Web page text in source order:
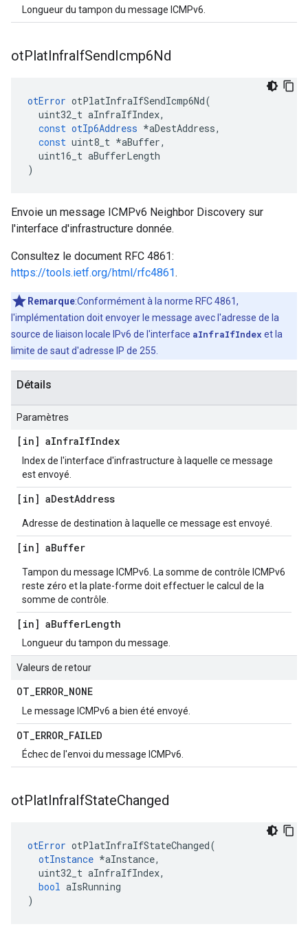
Longueur du tampon du message ICMPv6.
otPlatInfraIfSendIcmp6Nd
otError otPlatInfraIfSendIcmp6Nd(
uint32_t aInfraIfIndex,
const otIp6Address *aDestAddress,
const uint8_t *aBuffer,
uint16_t aBufferLength
)
Envoie un message ICMPv6 Neighbor Discovery sur
l'interface d'infrastructure donnée.
Consultez le document RFC 4861:
https://tools.ietf.org/html/rfc4861.
Remarque:Conformément à la norme RFC 4861,
l'implémentation doit envoyer le message avec l'adresse de la
source de liaison locale IPv6 de l'interface aInfraIfIndex et la
limite de saut d'adresse IP de 255.
Détails
Paramètres
[in] aInfraIfIndex
Index de l'interface d'infrastructure à laquelle ce message
est envoyé.
[in] aDestAddress
Adresse de destination à laquelle ce message est envoyé.
[in] aBuffer
Tampon du message ICMPv6. La somme de contrôle ICMPv6
reste zéro et la plate-forme doit effectuer le calcul de la
somme de contrôle.
[in] aBufferLength
Longueur du tampon du message.
Valeurs de retour
OT_ERROR_NONE
Le message ICMPv6 a bien été envoyé.
OT_ERROR_FAILED
Échec de l'envoi du message ICMPv6.
otPlatInfraIfStateChanged
otError otPlatInfraIfStateChanged(
otInstance *aInstance,
uint32_t aInfraIfIndex,
bool aIsRunning
)